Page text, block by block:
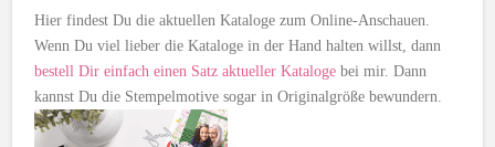
Hier findest Du die aktuellen Kataloge zum Online-Anschauen.
Wenn Du viel lieber die Kataloge in der Hand halten willst, dann
bestell Dir einfach einen Satz aktueller Kataloge bei mir. Dann
kannst Du die Stempelmotive sogar in Originalgröße bewundern.